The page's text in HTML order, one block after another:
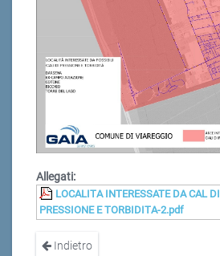
Allegati:
LOCALITA INTERESSATE DA CAL DI
PRESSIONE E TORBIDITA-2.pdf
Indietro